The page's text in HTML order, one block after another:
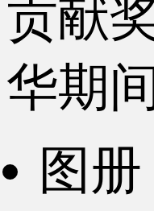
贡献
华期
图册